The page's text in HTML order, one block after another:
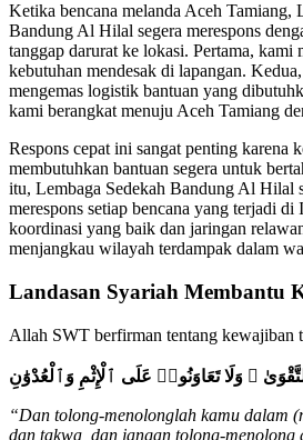
Ketika bencana melanda Aceh Tamiang,
Bandung Al Hilal segera merespons
tanggap darurat ke lokasi. Pertama, kami
kebutuhan mendesak di lapangan.
mengemas logistik bantuan yang
kami berangkat menuju Aceh Tamiang
Respons cepat ini sangat penting karena
membutuhkan bantuan segera untuk
itu, Lembaga Sedekah Bandung Al Hilal
merespons setiap bencana yang terjadi di
koordinasi yang baik dan jaringan
menjangkau wilayah terdampak dalam
Landasan Syariah Membantu
Allah SWT berfirman tentang kewajiban
وَلَا تَعَاوَنُوا۟ عَلَى ٱلْإِثْمِ وَٱلْعُدْوَٰنِ
“Dan tolong-menolonglah kamu dalam
dan takwa, dan jangan tolong-menolong